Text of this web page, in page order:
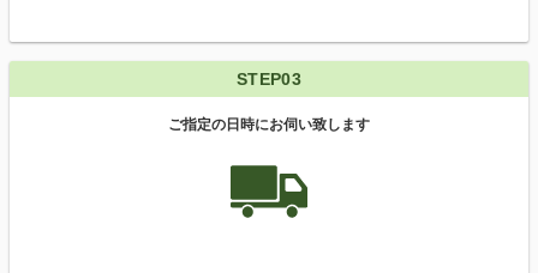
STEP03
ご指定の日時にお伺い致します